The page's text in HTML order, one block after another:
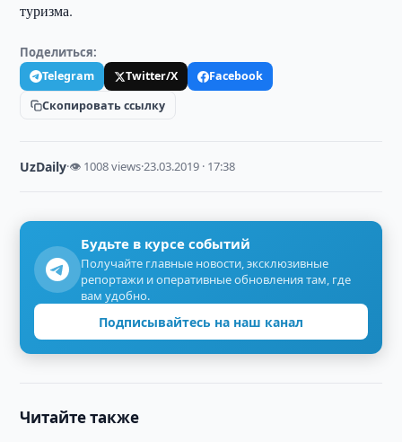
туризма.
Поделиться:
Telegram Twitter/X
Facebook
Скопировать ссылку
UzDaily·👁 1008 views·23.03.2019 · 17:38
Будьте в курсе событий
Получайте главные новости, эксклюзивные
репортажи и оперативные обновления там, где
вам удобно.
Подписывайтесь на наш канал
Читайте также